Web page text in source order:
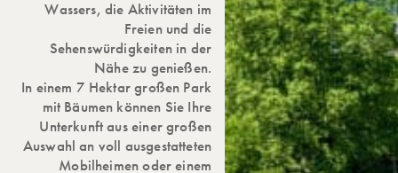
Wassers, die Aktivitäten im
Freien und die
Sehenswürdigkeiten in der
Nähe zu genießen.
In einem 7 Hektar großen Park
mit Bäumen können Sie Ihre
Unterkunft aus einer großen
Auswahl an voll ausgestatteten
Mobilheimen oder einem